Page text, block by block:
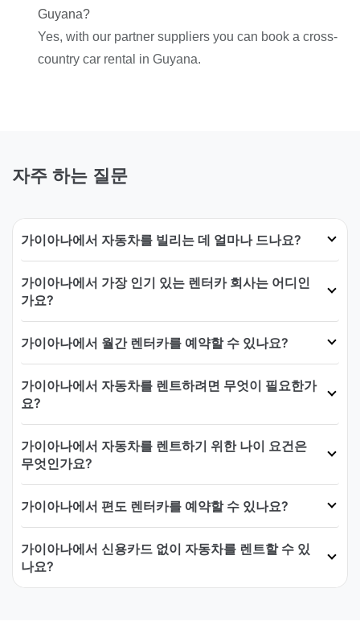
Guyana?
Yes, with our partner suppliers you can book a cross-
country car rental in Guyana.
자주 하는 질문
가이아나에서 자동차를 빌리는 데 얼마나 드나요?
가이아나에서 가장 인기 있는 렌터카 회사는 어디인
가요?
가이아나에서 월간 렌터카를 예약할 수 있나요?
가이아나에서 자동차를 렌트하려면 무엇이 필요한가
요?
가이아나에서 자동차를 렌트하기 위한 나이 요건은
무엇인가요?
가이아나에서 편도 렌터카를 예약할 수 있나요?
가이아나에서 신용카드 없이 자동차를 렌트할 수 있
나요?